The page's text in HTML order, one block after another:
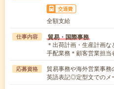
交通費
全額支給
仕事内容 貿易・国際事務
＊出荷計画・生産計画な
手配業務＊顧客営業担
応募資格
貿易事務や海外営業事
英語表記◎定型文でのメ